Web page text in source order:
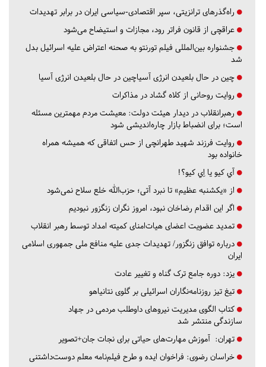
راه‌گذرهای ترانزیتی، سپر اقتصادی-سیاسی ایران در برابر تهدیدات
عراقچی از قانون فراتر رود، مجازات و استیضاح می‌شود
جشنواره بین‌المللی فیلم تورنتو به صحنه اعتراض علیه اسرائیل بدل
شد
چین در حال بلعیدن انرژی آسیاچین در حال بلعیدن انرژی آسیا
روایت روحانی از کلاه گشاد در مذاکرات
رهبرانقلاب در دیدار هیئت دولت: معیشت مردم مهمترین مسئله
است؛ برای انضباط بازار چاره‌اندیشی شود
روایت فرزند شهید طهرانچی از حس اتفاقی که همیشه همراه
خانواده بود
آي كيو يا اِي كيو؟!
از «یکشنبه عظیم» تا نبرد آتی؛ حزب‌الله خلع سلاح نمی‌شود
اگر این اقدام رضاخان نبود، امروز نگران زنگزور نبودیم
تمدید عضویت اعضای هیات‌امنای کمیته امداد توسط رهبر انقلاب
درباره توافق زنگزور/ تهدیدات جدی علیه منافع ملی جمهوری اسلامی
ایران
یزد: دوره جامع ترک گناه و تغییر عادت
تیغ تیز روزنامه‌نگاران اسرائیلی بر گلوی نتانیاهو
کتاب الگوی مدیریت نیروهای داوطلب مردمی در جهاد
سازندگی منتشر شد
تهران: آموزش مهارت‌های حیاتی برای نجات جان+تصویر
خراسان رضوی: فراخوان ایده و طرح فیلم‌نامه معلم دوست‌داشتنی